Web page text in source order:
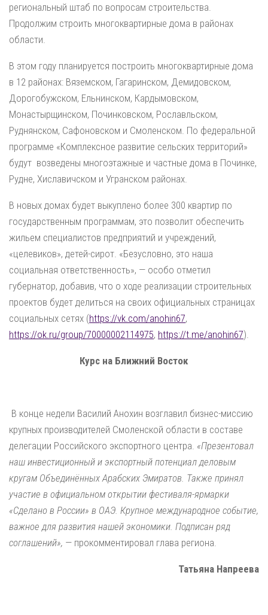
региональный штаб по вопросам строительства.
Продолжим строить многоквартирные дома в районах
области.
В этом году планируется построить многоквартирные дома
в 12 районах: Вяземском, Гагаринском, Демидовском,
Дорогобужском, Ельнинском, Кардымовском,
Монастырщинском, Починковском, Рославльском,
Руднянском, Сафоновском и Смоленском. По федеральной
программе «Комплексное развитие сельских территорий»
будут возведены многоэтажные и частные дома в Починке,
Рудне, Хиславичском и Угранском районах.
В новых домах будет выкуплено более 300 квартир по
государственным программам, это позволит обеспечить
жильем специалистов предприятий и учреждений,
«целевиков», детей-сирот. «Безусловно, это наша
социальная ответственность», — особо отметил
губернатор, добавив, что о ходе реализации строительных
проектов будет делиться на своих официальных страницах
социальных сетях (https://vk.com/anohin67,
https://ok.ru/group/70000002114975, https://t.me/anohin67).
Курс на Ближний Восток
В конце недели Василий Анохин возглавил бизнес-миссию
крупных производителей Смоленской области в составе
делегации Российского экспортного центра. «Презентовал
наш инвестиционный и экспортный потенциал деловым
кругам Объединённых Арабских Эмиратов. Также принял
участие в официальном открытии фестиваля-ярмарки
«Сделано в России» в ОАЭ. Крупное международное событие,
важное для развития нашей экономики. Подписан ряд
соглашений», — прокомментировал глава региона.
Татьяна Напреева